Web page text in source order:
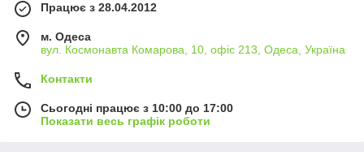
Працює з 28.04.2012
м. Одеса
вул. Космонавта Комарова, 10, офіс 213, Одеса, Україна
Контакти
Сьогодні працює з 10:00 до 17:00
Показати весь графік роботи